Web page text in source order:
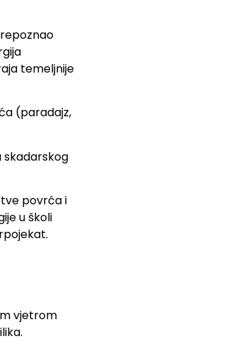
temeljnije
(paradajz,
skadarskog
povrća i
u školi
vjetrom